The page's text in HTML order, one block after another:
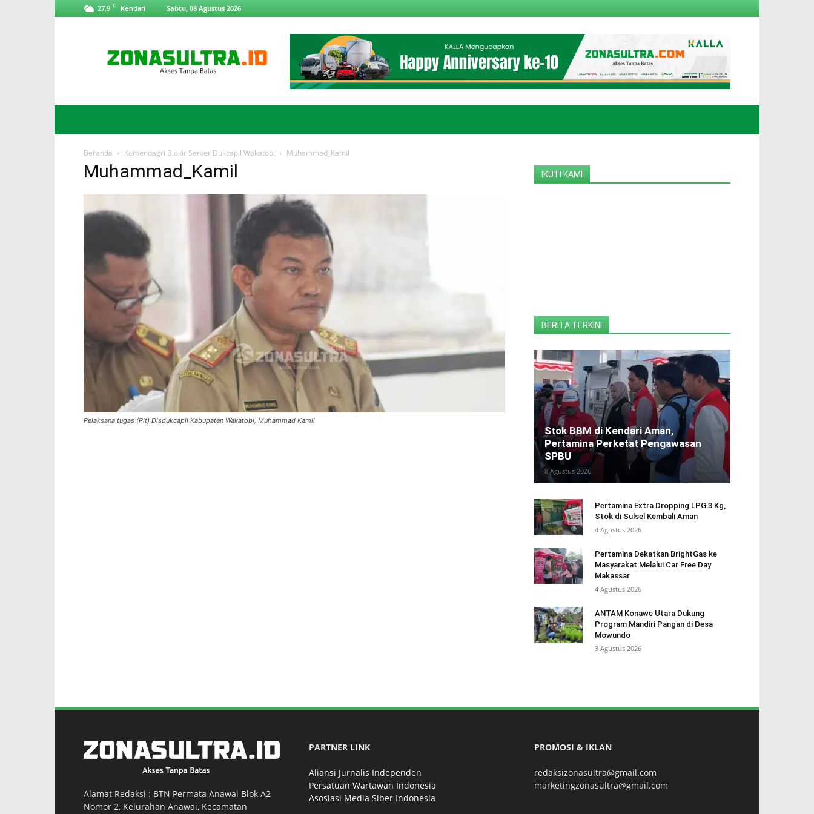
27.9 C Kendari Sabtu, 08 Agustus 2026
Beranda Kemendagri Blokir Server Dukcapil Wakatobi Muhammad_Kamil
Muhammad_Kamil
Pelaksana tugas (Plt) Disdukcapil Kabupaten Wakatobi, Muhammad Kamil
IKUTI KAMI
BERITA TERKINI
Stok BBM di Kendari Aman,
Pertamina Perketat Pengawasan
SPBU
8 Agustus 2026
Pertamina Extra Dropping LPG 3 Kg,
Stok di Sulsel Kembali Aman
4 Agustus 2026
Pertamina Dekatkan BrightGas ke
Masyarakat Melalui Car Free Day
Makassar
4 Agustus 2026
ANTAM Konawe Utara Dukung
Program Mandiri Pangan di Desa
Mowundo
3 Agustus 2026
Alamat Redaksi : BTN Permata Anawai Blok A2
Nomor 2, Kelurahan Anawai, Kecamatan
PARTNER LINK
Aliansi Jurnalis Independen
Persatuan Wartawan Indonesia
Asosiasi Media Siber Indonesia
PROMOSI & IKLAN
redaksizonasultra@gmail.com
marketingzonasultra@gmail.com